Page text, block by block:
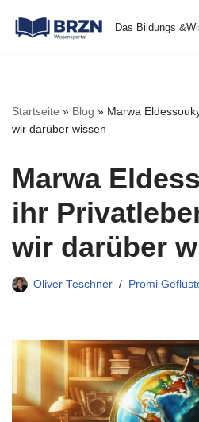
Zum
Das Bildungs
Startseite » Blog » Marwa
wir darüber wissen
Marwa
ihr
wir darüber
Oliver Teschner Promi